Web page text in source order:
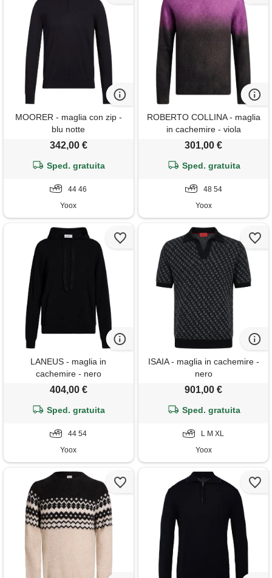
MOORER - maglia con zip -
blu notte
342,00 €
Sped. gratuita
44 46
Yoox
ROBERTO COLLINA - maglia
in cachemire - viola
301,00 €
Sped. gratuita
48 54
Yoox
LANEUS - maglia in
cachemire - nero
404,00 €
Sped. gratuita
44 54
Yoox
ISAIA - maglia in cachemire -
nero
901,00 €
Sped. gratuita
L M XL
Yoox